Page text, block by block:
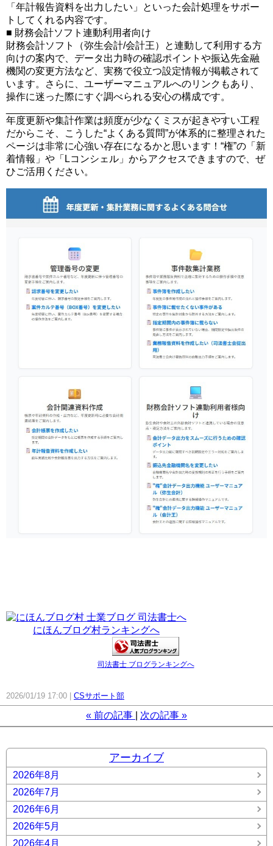
「年計報告資料を出力したい」といった会計処理をサポー
トしてくれる内容です。
■ 財務会計ソフト連動利用者向け
財務会計ソフト（弥生会計/会計王）と連動して利用する方
向けの案内で、データ出力時の確認ポイントや振込先金融
機関の変更方法など、実務で役立つ設定情報が掲載されて
います。さらに、ユーザーマニュアルへのリンクもあり、
操作に迷った際にすぐ調べられる安心の構成です。
年度更新や集計作業は頻度が少なくミスが起きやすい工程
だからこそ、こうした“よくある質問”が体系的に整理された
ページは非常に心強い存在になるかと思います！“権”の「新
着情報」や「Lコンシェル」からアクセスできますので、ぜ
ひご活用ください。
にほんブログ村ランキングへ
司法書士 ブログランキングへ
2026/01/19 17:00 CSサポート部
« 前の記事 次の記事 »
アーカイブ
2026年8月
2026年7月
2026年6月
2026年5月
2026年4月